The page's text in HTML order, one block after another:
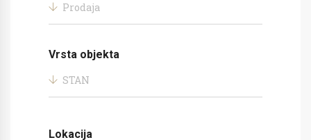
Prodaja
Vrsta objekta
STAN
Lokacija